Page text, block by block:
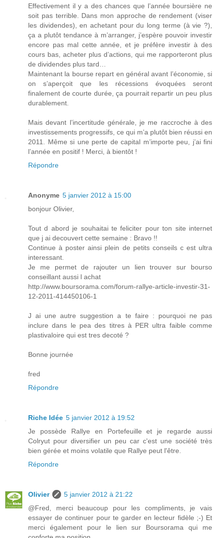
Effectivement il y a des chances que l’année boursière ne
soit pas terrible. Dans mon approche de rendement (viser
les dividendes), en achetant pour du long terme (à vie ?),
ça a plutôt tendance à m’arranger, j’espère pouvoir investir
encore pas mal cette année, et je préfère investir à des
cours bas, acheter plus d’actions, qui me rapporteront plus
de dividendes plus tard…
Maintenant la bourse repart en général avant l’économie, si
on s’aperçoit que les récessions évoquées seront
finalement de courte durée, ça pourrait repartir un peu plus
durablement.
Mais devant l’incertitude générale, je me raccroche à des
investissements progressifs, ce qui m’a plutôt bien réussi en
2011. Même si une perte de capital m’importe peu, j’ai fini
l’année en positif ! Merci, à bientôt !
Répondre
Anonyme 5 janvier 2012 à 15:00
bonjour Olivier,
Tout d abord je souhaitai te feliciter pour ton site internet
que j ai decouvert cette semaine : Bravo !!
Continue à poster ainsi plein de petits conseils c est ultra
interessant.
Je me permet de rajouter un lien trouver sur bourso
conseillant aussi l achat
http://www.boursorama.com/forum-rallye-article-investir-31-
12-2011-414450106-1
J ai une autre suggestion a te faire : pourquoi ne pas
inclure dans le pea des titres à PER ultra faible comme
plastivaloire qui est tres decoté ?
Bonne journée
fred
Répondre
Riche Idée 5 janvier 2012 à 19:52
Je possède Rallye en Portefeuille et je regarde aussi
Colryut pour diversifier un peu car c'est une société très
bien gérée et moins volatile que Rallye peut l'être.
Répondre
Olivier
5 janvier 2012 à 21:22
@Fred, merci beaucoup pour les compliments, je vais
essayer de continuer pour te garder en lecteur fidèle ;-) Et
merci également pour le lien sur Boursorama qui me